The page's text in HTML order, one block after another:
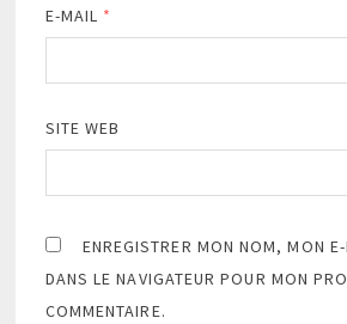
E-MAIL *
SITE WEB
ENREGISTRER MON NOM, MON
DANS LE NAVIGATEUR POUR MON
COMMENTAIRE.